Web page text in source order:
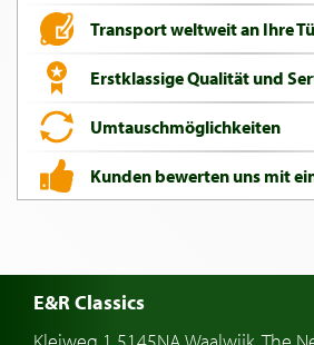
Transport weltweit an Ihre
Erstklassige Qualität und
Umtauschmöglichkeiten
Kunden bewerten uns mit
E&R Classics